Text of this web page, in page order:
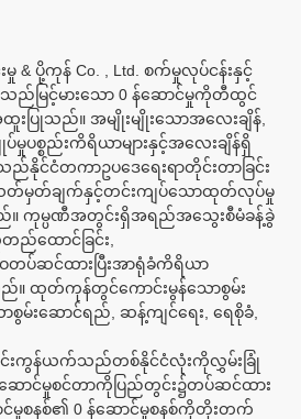
မှု & ပို့ကုန် Co. , Ltd. စက်မှုလုပ်ငန်းနှင့်
ည်မြင့်မားသော 0 န်ဆောင်မှုကိုတီထွင်
းပြုသည်။ အမျိုးမျိုးသောအလေးချိန်,
မှုပစ္စည်းကိရိယာများနှင့်အလေးချိန်ရှိ
နိုင်ငံတကာဥပဒေရေးရာတိုင်းတာခြင်း
သတ်မှတ်ချက်နှင့်တင်းကျပ်သောထုတ်လုပ်မှု
ကုမ္ပဏီအတွင်းရှိအရည်အသွေးစီမံခန့်ခွဲ
ည်ထောင်ခြင်း,
တပ်ဆင်ထားပြီးအာရုံခံကိရိယာ
ထုတ်ကုန်တွင်ကောင်းမွန်သောစွမ်း
စွမ်းဆောင်ရည်, ဆန့်ကျင်ရေး, ရေစိုခံ,
ကွန်ယက်သည်တစ်နိုင်ငံလုံးကိုလွှမ်းခြုံ
ောင်မှုစင်တာကိုပြည်တွင်း၌တပ်ဆင်ထား
ာင်မှုစနစ်၏ 0 န်ဆောင်မှုစနစ်ကိုတိုးတက်